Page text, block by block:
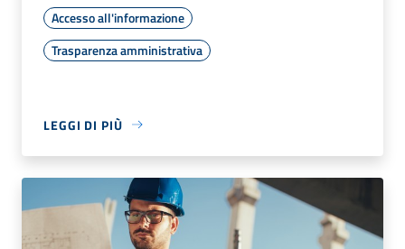
Accesso all'informazione
Trasparenza amministrativa
LEGGI DI PIÙ